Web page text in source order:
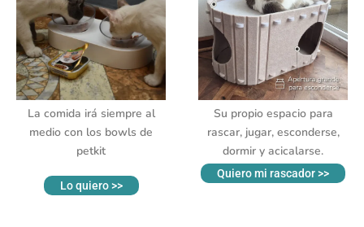
La comida irá siempre al
medio con los bowls de
petkit
Lo quiero >>
Su propio espacio para
rascar, jugar, esconderse,
dormir y acicalarse.
Quiero mi rascador >>